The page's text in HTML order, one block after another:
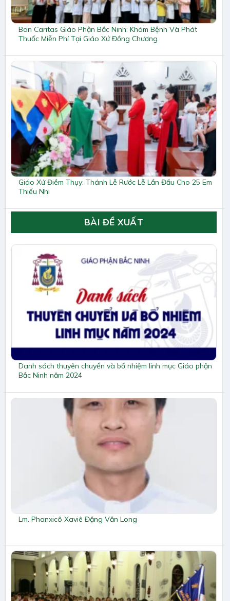
Ban Caritas Giáo Phận Bắc Ninh: Khám Bệnh Và Phát
Thuốc Miễn Phí Tại Giáo Xứ Đồng Chương
Giáo Xứ Điềm Thụy: Thánh Lễ Rước Lễ Lần Đầu Cho 25 Em
Thiếu Nhi
BÀI ĐỀ XUẤT
Danh sách thuyên chuyển và bổ nhiệm linh mục Giáo phận
Bắc Ninh năm 2024
Lm. Phanxicô Xaviê Đặng Văn Long